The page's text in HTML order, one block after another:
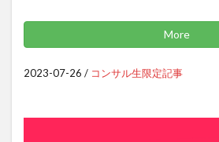
More
2023-07-26 / コンサル生限定記事